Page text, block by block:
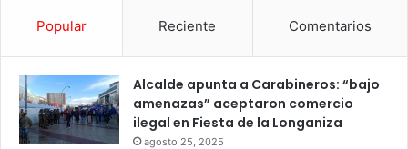
Popular Reciente Comentarios
Alcalde apunta a Carabineros: “bajo
amenazas” aceptaron comercio
ilegal en Fiesta de la Longaniza
agosto 25, 2025